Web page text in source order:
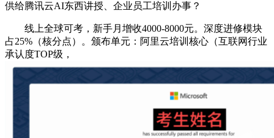
供给腾讯云AI东西讲授、企业员工培训办事？
线上全球可考，新手月增收4000-8000元。深度进修模块
占25%（核分点）。颁布单元：阿里云培训核心（互联网行业
承认度TOP级，